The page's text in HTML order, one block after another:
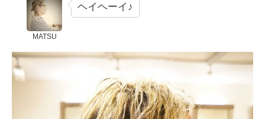
MATSU
ヘイヘーイ♪